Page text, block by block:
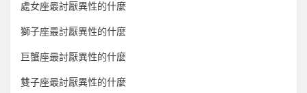
處女座最討厭異性的什麼
獅子座最討厭異性的什麼
巨蟹座最討厭異性的什麼
雙子座最討厭異性的什麼